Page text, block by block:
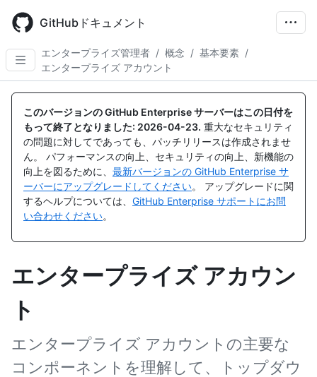
main
content
GitHubドキュメント
エンタープライズ管理者 / 概念 / 基本要素 /
エンタープライズ アカウント
このバージョンの GitHub Enterprise サーバーはこの日付を
もって終了となりました: 2026-04-23. 重大なセキュリティ
の問題に対してであっても、パッチリリースは作成されませ
ん。 パフォーマンスの向上、セキュリティの向上、新機能の
向上を図るために、 最新バージョンの GitHub Enterprise サ
ーバーにアップグレードしてください。 アップグレードに関
するヘルプについては、 GitHub Enterprise サポートにお問
い合わせください。
エンタープライズ アカウン
ト
エンタープライズ アカウントの主要な
コンポーネントを理解して、トップダウ